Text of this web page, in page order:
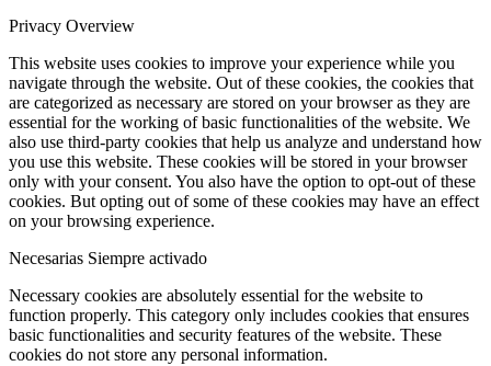
Privacy Overview
This website uses cookies to improve your experience while you
navigate through the website. Out of these cookies, the cookies that
are categorized as necessary are stored on your browser as they are
essential for the working of basic functionalities of the website. We
also use third-party cookies that help us analyze and understand how
you use this website. These cookies will be stored in your browser
only with your consent. You also have the option to opt-out of these
cookies. But opting out of some of these cookies may have an effect
on your browsing experience.
Necesarias Siempre activado
Necessary cookies are absolutely essential for the website to
function properly. This category only includes cookies that ensures
basic functionalities and security features of the website. These
cookies do not store any personal information.